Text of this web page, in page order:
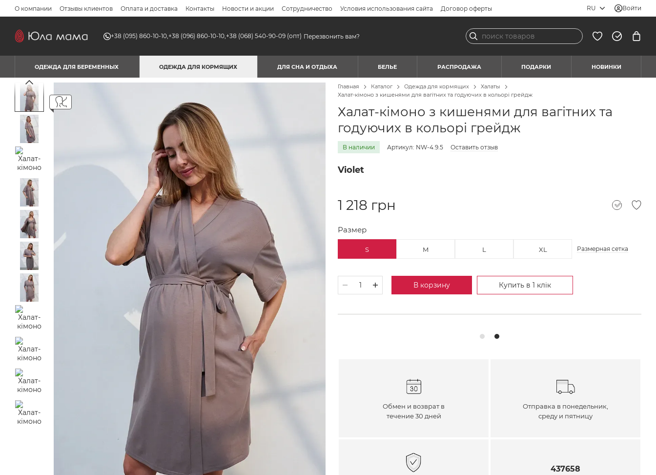
Перейти к основному контенту
О компании Отзывы клиентов Оплата и доставка Контакты Новости и акции Сотрудничество Условия использования сайта Договор оферты RU Войти
+38 (095) 860-10-10,+38 (096) 860-10-10,+38 (068) 540-90-09 (опт) Перезвонить вам?
ОДЕЖДА ДЛЯ БЕРЕМЕННЫХ ОДЕЖДА ДЛЯ КОРМЯЩИХ ДЛЯ СНА И ОТДЫХА БЕЛЬЕ РАСПРОДАЖА ПОДАРКИ НОВИНКИ
Главная Каталог Одежда для кормящих
Халаты
Халат-кімоно з кишенями для вагітних та годуючих в кольорі грейдж
Халат-кімоно з кишенями для вагітних та
годуючих в кольорі грейдж
В наличии Артикул: NW-4.9.5 Оставить отзыв
Violet
1 218 грн
Размер
S M L XL Размерная сетка
В корзину Купить в 1 клік
Обмен и возврат в
течение 30 дней
Отправка в понедельник,
среду и пятницу
437658